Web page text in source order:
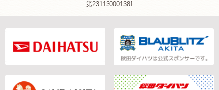
第231130001381